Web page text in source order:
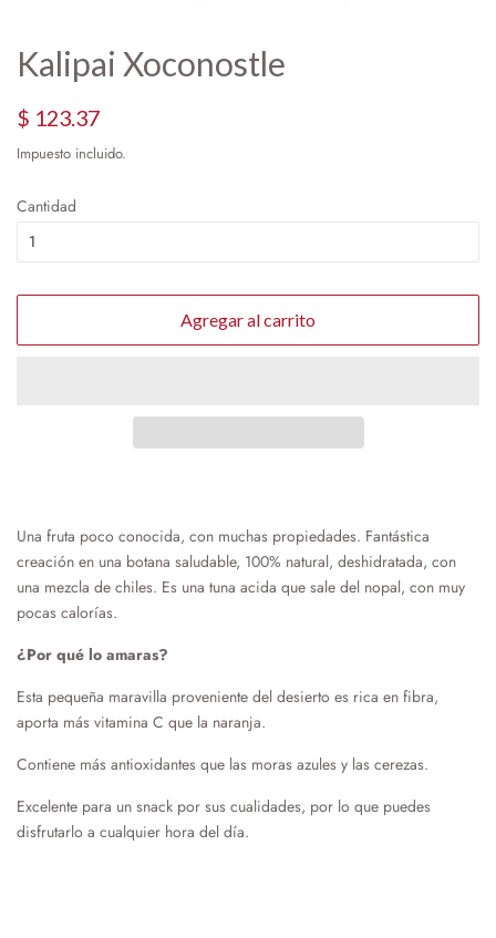
Kalipai Xoconostle
Precio
$ 123.37
oferta
Impuesto incluido.
Cantidad
Agregar al carrito
Una fruta poco conocida, con muchas propiedades. Fantástica
creación en una botana saludable, 100% natural, deshidratada, con
una mezcla de chiles. Es una tuna acida que sale del nopal, con muy
pocas calorías.
¿Por qué lo amaras?
Esta pequeña maravilla proveniente del desierto es rica en fibra,
aporta más vitamina C que la naranja.
Contiene más antioxidantes que las moras azules y las cerezas.
Excelente para un snack por sus cualidades, por lo que puedes
disfrutarlo a cualquier hora del día.